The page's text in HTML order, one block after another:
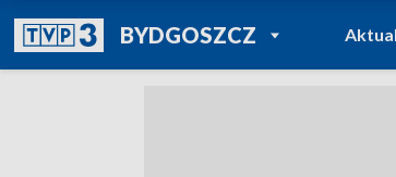
BYDGOSZCZPOWRÓT DO
TVP REGIONY